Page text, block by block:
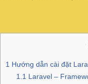
1 Hướng dẫn cài đặt
1.1 Laravel –